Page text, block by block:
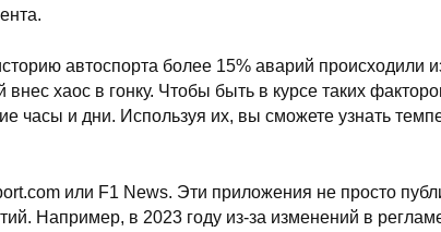
автоспорта более 15% аварий происходили
хаос в гонку. Чтобы быть в курсе таких
и дни. Используя их, вы сможете узнать
или F1 News. Эти приложения не просто
Например, в 2023 году из-за изменений в